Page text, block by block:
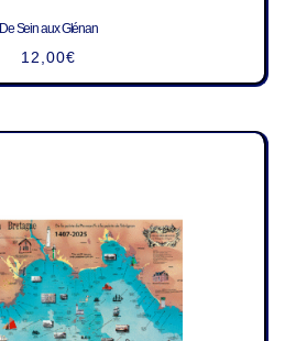
De Sein aux Glénan
12,00€